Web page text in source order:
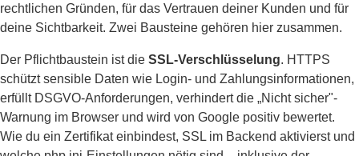
rechtlichen Gründen, für das Vertrauen deiner Kunden und für
deine Sichtbarkeit. Zwei Bausteine gehören hier zusammen.
Der Pflichtbaustein ist die SSL-Verschlüsselung. HTTPS
schützt sensible Daten wie Login- und Zahlungsinformationen,
erfüllt DSGVO-Anforderungen, verhindert die „Nicht sicher"-
Warnung im Browser und wird von Google positiv bewertet.
Wie du ein Zertifikat einbindest, SSL im Backend aktivierst und